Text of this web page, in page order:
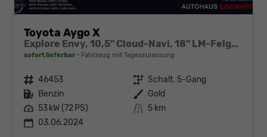
Toyota Aygo X
Explore Envy, 10,5" Cloud-Navi, 18" LM-Felgen, PDC...
sofort lieferbar Fahrzeug mit Tageszulassung
Fahrzeugnr. 46453 Getriebe Schalt. 5-Gang
Kraftstoff Benzin Außenfarbe Gold
Leistung 53 kW (72 PS) Kilometerstand 5 km
03.06.2024